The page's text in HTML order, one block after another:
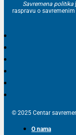
Savremena politika
raspravu o
© 2025 Centar
O nama